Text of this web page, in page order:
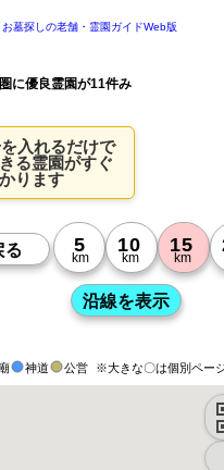
お墓探しの老舗・霊園ガイドWeb版
に優良霊園が11件み
入れるだけで
る霊園がすぐ
ります
神道 公営 ※大きな〇は個別ペー